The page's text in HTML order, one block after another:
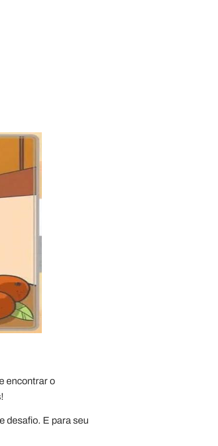
encontrar o
desafio. E para seu